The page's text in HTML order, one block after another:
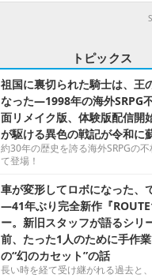
トピックス
祖国に裏切られた騎士は、王
なった―1998年の海外SRPG
面リメイク版、体験版配信開
が駆ける異色の戦記が令和に
約30年の歴史を誇る海外SRPGの
て登場！
車が変形してロボになった、
―41年ぶり完全新作『
ー。新旧スタッフが語るシリ
前、たった1人のために手作
の“幻のカセット”の話
長い時を経て受け継がれる過去と